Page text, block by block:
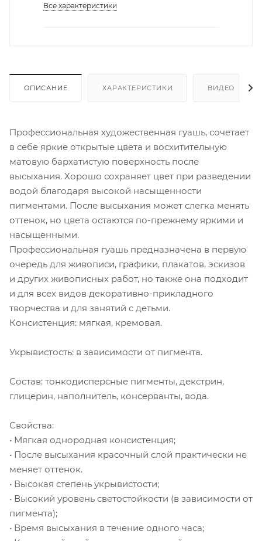
Все характеристики
ОПИСАНИЕ ХАРАКТЕРИСТИКИ ВИДЕО
Профессиональная художественная гуашь, сочетает
в себе яркие открытые цвета и восхитительную
матовую бархатистую поверхность после
высыхания. Хорошо сохраняет цвет при разведении
водой благодаря высокой насыщенности
пигментами. После высыхания может слегка менять
оттенок, но цвета остаются по-прежнему яркими и
насыщенными.
Профессиональная гуашь предназначена в первую
очередь для живописи, графики, плакатов, эскизов
и других живописных работ, но также она подходит
и для всех видов декоративно-прикладного
творчества и для занятий с детьми.
Консистенция: мягкая, кремовая.
Укрывистость: в зависимости от пигмента.
Состав: тонкодисперсные пигменты, декстрин,
глицерин, наполнитель, консерванты, вода.
Свойства:
• Мягкая однородная консистенция;
• После высыхания красочный слой практически не
меняет оттенок.
• Высокая степень укрывистости;
• Высокий уровень светостойкости (в зависимости от
пигмента);
• Время высыхания в течение одного часа;